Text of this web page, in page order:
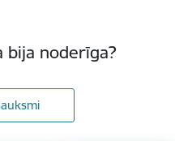
bija noderīga?